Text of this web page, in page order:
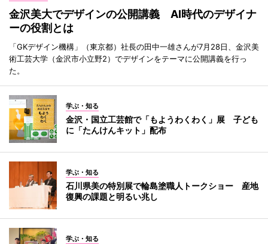
金沢美大でデザインの公開講義 AI時代のデザイナ
ーの役割とは
「GKデザイン機構」（東京都）社長の田中一雄さんが7月28日、金沢美
術工芸大学（金沢市小立野2）でデザインをテーマに公開講義を行っ
た。
学ぶ・知る
金沢・国立工芸館で「もようわくわく」展 子ども
に「たんけんキット」配布
学ぶ・知る
石川県美の特別展で輪島塗職人トークショー 産地
復興の課題と明るい兆し
学ぶ・知る